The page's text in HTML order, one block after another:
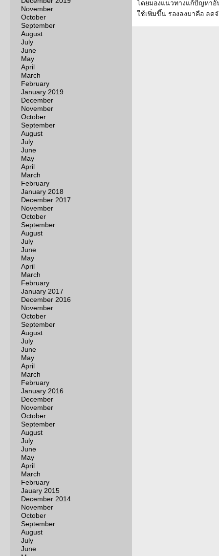
November
October
September
August
July
June
May
April
March
February
January 2019
December
November
October
September
August
July
June
May
April
March
February
January 2018
December 2017
November
October
September
August
July
June
May
April
March
February
January 2017
December 2016
November
October
September
August
July
June
May
April
March
February
January 2016
December
November
October
September
August
July
June
May
April
March
February
Jauary 2015
December 2014
November
October
September
August
July
June
โดยมองแนวทางแก้ปัญหา
ใช้เพิ่มขึ้น รองลงมาคือ ล